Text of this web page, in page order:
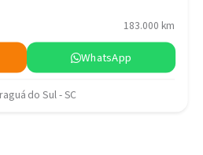
183.000 km
WhatsApp
do Sul - SC